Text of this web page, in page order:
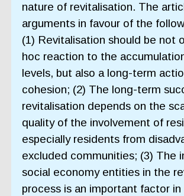
nature of revitalisation. The
arguments in favour of the
(1) Revitalisation should be not
hoc reaction to the
levels, but also a long-term
cohesion; (2) The long-term
revitalisation depends on the
quality of the involvement of
especially residents from
excluded communities; (3) The
social economy entities in the
process is an important factor in